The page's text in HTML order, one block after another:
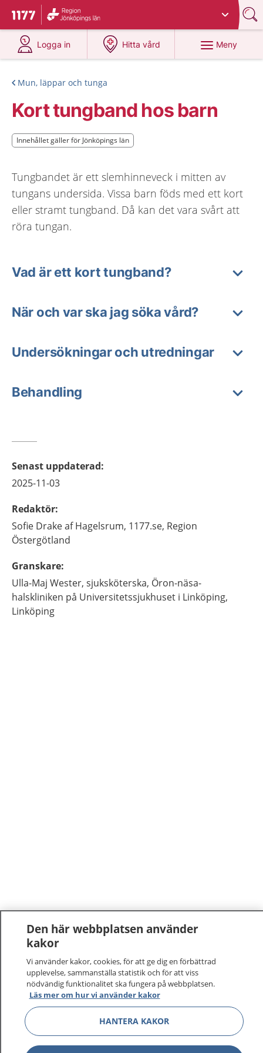
Till startsidan för 1177
Du har valt region
Logga in
på 1177.se
Hitta vård
på 1177.se
Meny
Mun, läppar och tunga
Kort tungband hos barn
Innehållet gäller för Jönköpings län
Innehållet gäller för Jönköpings län
Tungbandet är ett slemhinneveck i mitten av
tungans undersida. Vissa barn föds med ett kort
eller stramt tungband. Då kan det vara svårt att
röra tungan.
Vad är ett kort tungband?
När och var ska jag söka vård?
Undersökningar och utredningar
Behandling
Senast uppdaterad:
2025-11-03
Redaktör:
Sofie Drake af Hagelsrum, 1177.se, Region
Östergötland
Granskare:
Ulla-Maj Wester, sjuksköterska, Öron-näsa-
halskliniken på Universitetssjukhuset i Linköping,
Linköping
1177–tryggt om din hälsa och vård
På 1177.se får du råd om hälsa och information om
sjukdomar och vilka mottagningar du kan kontakta.
Den här webbplatsen använder
kakor
Vi använder kakor, cookies, för att ge dig en förbättrad
upplevelse, sammanställa statistik och för att viss
nödvändig funktionalitet ska fungera på webbplatsen.
Läs mer om hur vi använder kakor
HANTERA KAKOR